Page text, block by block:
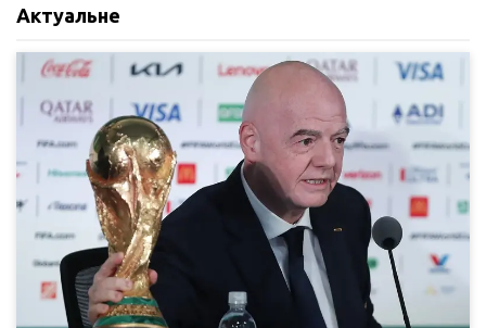
Актуальне